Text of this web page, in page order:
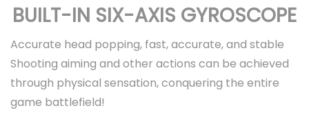
BUILT-IN SIX-AXIS GYROSCOPE
Accurate head popping, fast, accurate, and stable
Shooting aiming and other actions can be achieved
through physical sensation, conquering the entire
game battlefield!